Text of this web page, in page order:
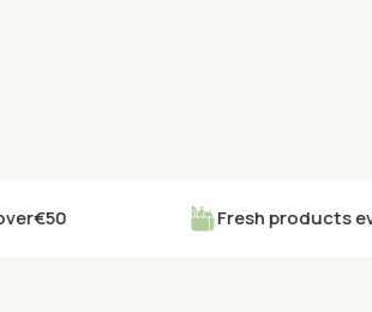
Fresh products every day